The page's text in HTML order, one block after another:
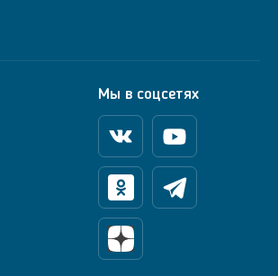
Мы в соцсетях
ВконтактеYoutube
ОдноклассникиТелеграм
Яндекс Дзен